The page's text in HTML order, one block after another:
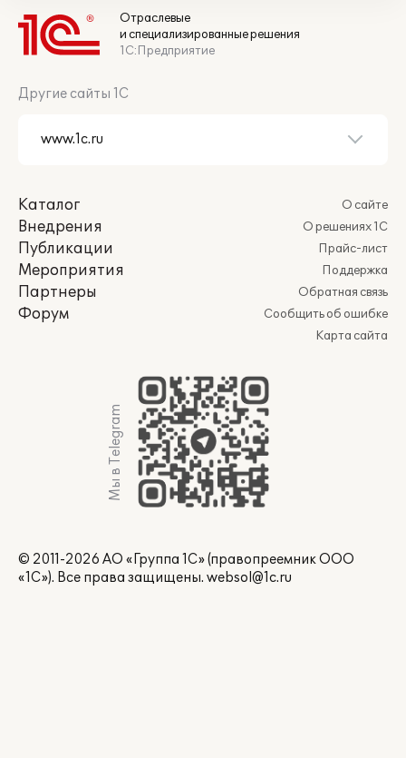
Отраслевые
и специализированные решения
1С:Предприятие
Другие сайты 1С
Каталог
Внедрения
Публикации
Мероприятия
Партнеры
Форум
О сайте
О решениях 1С
Прайс-лист
Поддержка
Обратная связь
Сообщить об ошибке
Карта сайта
Мы в Telegram
© 2011-2026 АО «Группа 1С» (правопреемник ООО
«1С»). Все права защищены. websol@1c.ru